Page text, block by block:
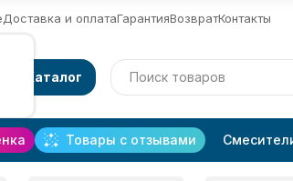
Доставка и оплатаГарантияВозвратКонтакты
Каталог
Товары с отзывами